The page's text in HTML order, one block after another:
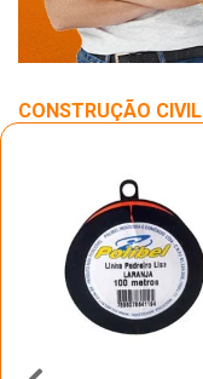
CONSTRUÇÃO CIVIL